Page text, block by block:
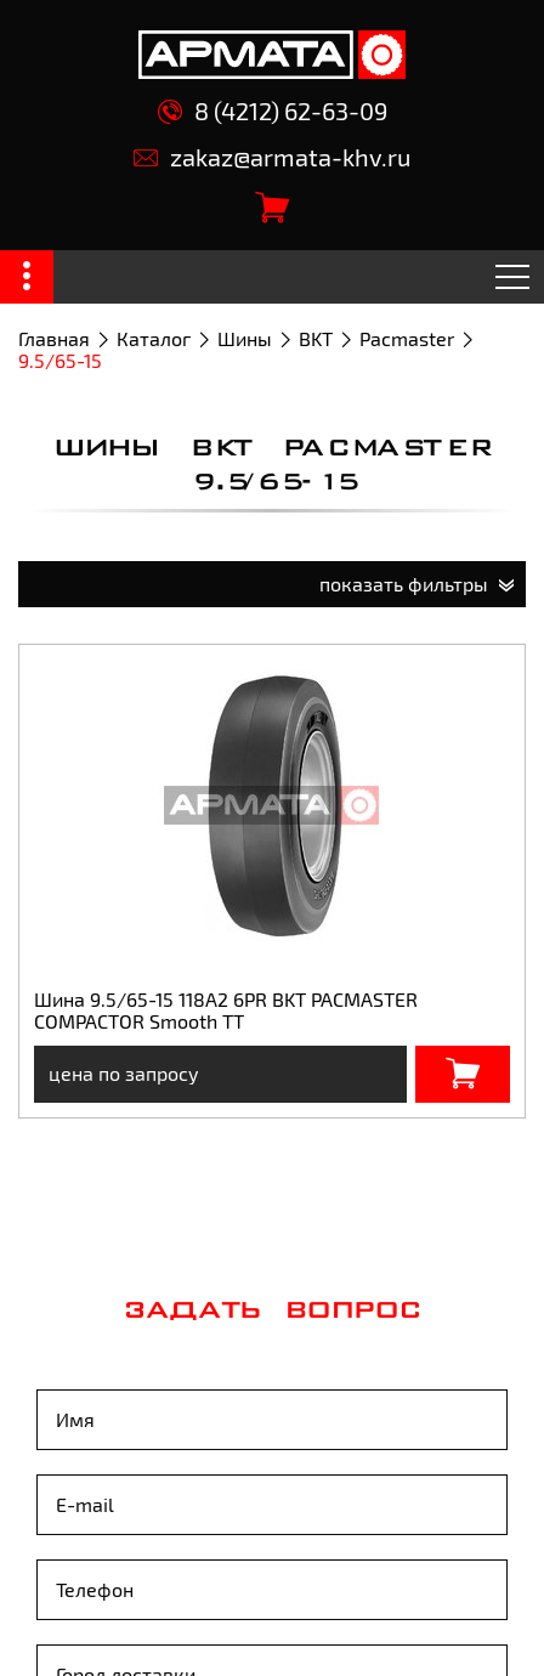
8 (4212) 62-63-09
zakaz@armata-khv.ru
Главная Каталог Шины BKT
Pacmaster
9.5/65-15
ШИНЫ BKT PACMASTER
9.5/65-15
показать фильтры
Шина 9.5/65-15 118A2 6PR BKT PACMASTER
COMPACTOR Smooth TT
цена по запросу
ЗАДАТЬ ВОПРОС